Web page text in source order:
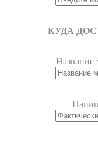
КУДА
Название